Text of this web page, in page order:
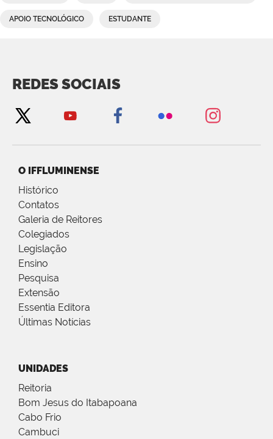
APOIO TECNOLÓGICO ESTUDANTE
REDES SOCIAIS
O IFFLUMINENSE
Histórico
Contatos
Galeria de Reitores
Colegiados
Legislação
Ensino
Pesquisa
Extensão
Essentia Editora
Últimas Notícias
UNIDADES
Reitoria
Bom Jesus do Itabapoana
Cabo Frio
Cambuci